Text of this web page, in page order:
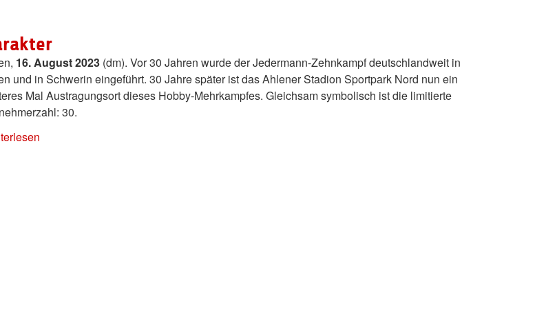
16. August 2023 (dm). Vor 30 Jahren wurde der Jedermann-Zehnkampf deutschlandweit in
und in Schwerin eingeführt. 30 Jahre später ist das Ahlener Stadion Sportpark Nord nun ein
Mal Austragungsort dieses Hobby-Mehrkampfes. Gleichsam symbolisch ist die limitierte
30.